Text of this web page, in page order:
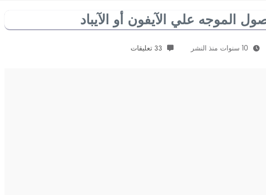
الموجه علي الآيفون أو الآيباد
10 سنوات منذ النشر 33 تعليقات